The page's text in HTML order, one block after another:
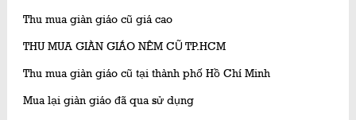
Thu mua giàn giáo cũ giá cao
THU MUA GIÀN GIÁO NÊM CŨ TP.HCM
Thu mua giàn giáo cũ tại thành phố Hồ Chí Minh
Mua lại giàn giáo đã qua sử dụng